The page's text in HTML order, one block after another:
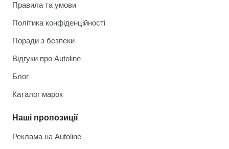
Правила та умови
Політика конфіденційності
Поради з безпеки
Відгуки про Autoline
Блог
Каталог марок
Наші пропозиції
Реклама на Autoline